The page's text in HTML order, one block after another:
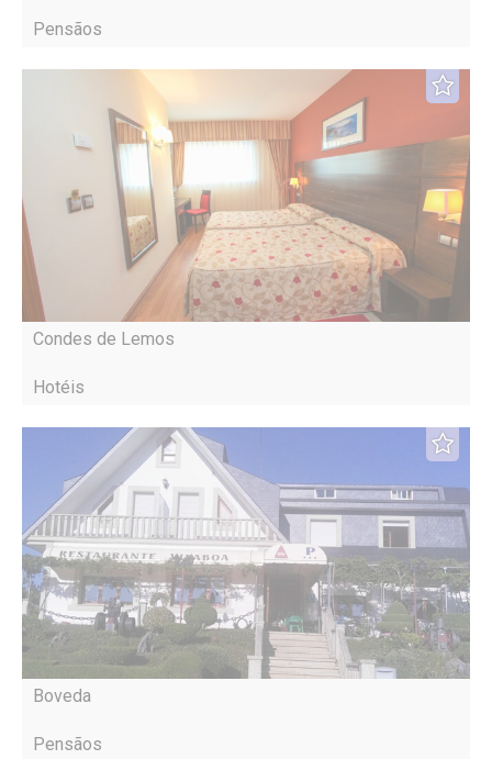
Pensãos
Condes de Lemos
Hotéis
Boveda
Pensãos